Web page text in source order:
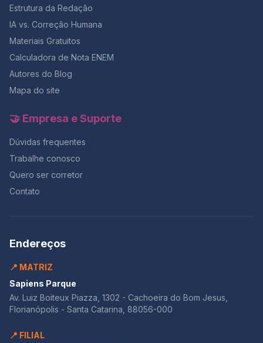
Estrutura da Redação
IA vs. Correção Humana
Materiais Gratuitos
Calculadora de Nota ENEM
Autores do Blog
Mapa do site
🤝 Empresa e Suporte
Dúvidas frequentes
Trabalhe conosco
Quero ser corretor
Contato
Endereços
📍 MATRIZ
Sapiens Parque
Av. Luiz Boiteux Piazza, 1302 - Cachoeira do Bom Jesus,
Florianópolis - Santa Catarina, 88056-000
📍 FILIAL